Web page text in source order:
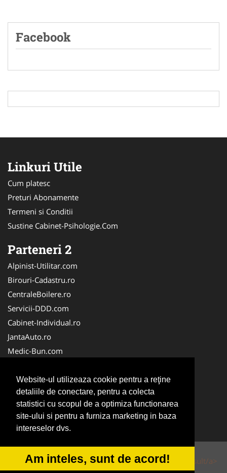
Website-ul utilizeaza cookie pentru a reţine
detaliile de conectare, pentru a colecta
statistici cu scopul de a optimiza functionarea
site-ului si pentru a furniza marketing in baza
intereselor dvs.
Am inteles, sunt de acord!
Facebook
Linkuri Utile
Cum platesc
Preturi Abonamente
Termeni si Conditii
Sustine Cabinet-Psihologie.Com
Parteneri 2
Alpinist-Utilitar.com
Birouri-Cadastru.ro
CentraleBoilere.ro
Servicii-DDD.com
Cabinet-Individual.ro
JantaAuto.ro
Medic-Bun.com
Apicultorul.com
CentruInchirieri.ro
Oftalmologul.ro
Stomatologul.com
© 2014-2026 Powered byVilonMedia&Tokaido Consult/a>